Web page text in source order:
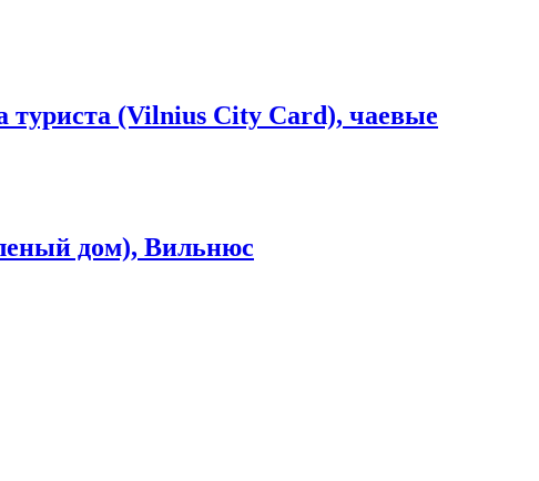
(Vilnius City Card), чаевые
дом), Вильнюс